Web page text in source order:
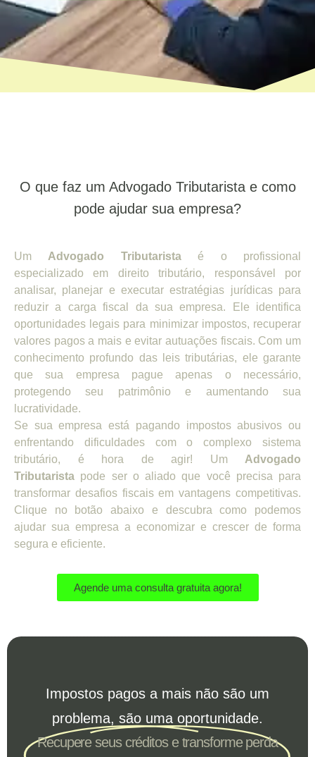
O que faz um Advogado Tributarista e como
pode ajudar sua empresa?
Um Advogado Tributaristaé o profissional
especializado em direito tributário, responsável por
analisar, planejar e executar estratégias jurídicas para
reduzir a carga fiscal da sua empresa. Ele identifica
oportunidades legais para minimizar impostos, recuperar
valores pagos a mais e evitar autuações fiscais. Com um
conhecimento profundo das leis tributárias, ele garante
que sua empresa pague apenas o necessário,
protegendo seu patrimônio e aumentando sua
lucratividade.
Se sua empresa está pagando impostos abusivos ou
enfrentando dificuldades com o complexo sistema
tributário, é hora de agir! Um Advogado
Tributarista pode ser o aliado que você precisa para
transformar desafios fiscais em vantagens competitivas.
Clique no botão abaixo e descubra como podemos
ajudar sua empresa a economizar e crescer de forma
segura e eficiente.
Agende uma consulta gratuita agora!
Impostos pagos a mais não são um
problema, são uma oportunidade.
Recupere seus créditos e transforme perda